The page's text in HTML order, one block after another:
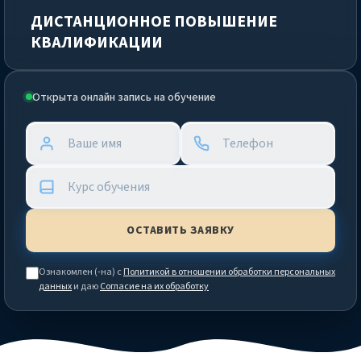
Открыта онлайн запись на обучение
Ознакомлен (-на) сПолитикой в отношении обработки персональных
данныхи даюСогласие на их обработку
ДИСТАНЦИОННОЕ ПОВЫШЕНИЕ
КВАЛИФИКАЦИИ